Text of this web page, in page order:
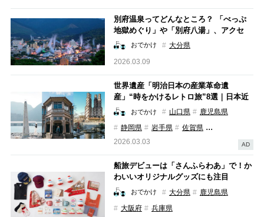
別府温泉ってどんなところ？ 「べっぷ
地獄めぐり」や「別府八湯」、アクセ
ス、グルメまで完全ガイド
おでかけ
大分県
2026.03.09
世界遺産「明治日本の産業革命遺
産」“時をかけるレトロ旅”8選｜日本近
代化の「ものづくり」を担った、写真映
産】
AD
おでかけ 山口県
鹿児島県
静岡県
岩手県 佐賀県 ...
2026.03.03
船旅デビューは「さんふらわあ」で！か
わいいオリジナルグッズにも注目
おでかけ 大分県
鹿児島県
大阪府
兵庫県